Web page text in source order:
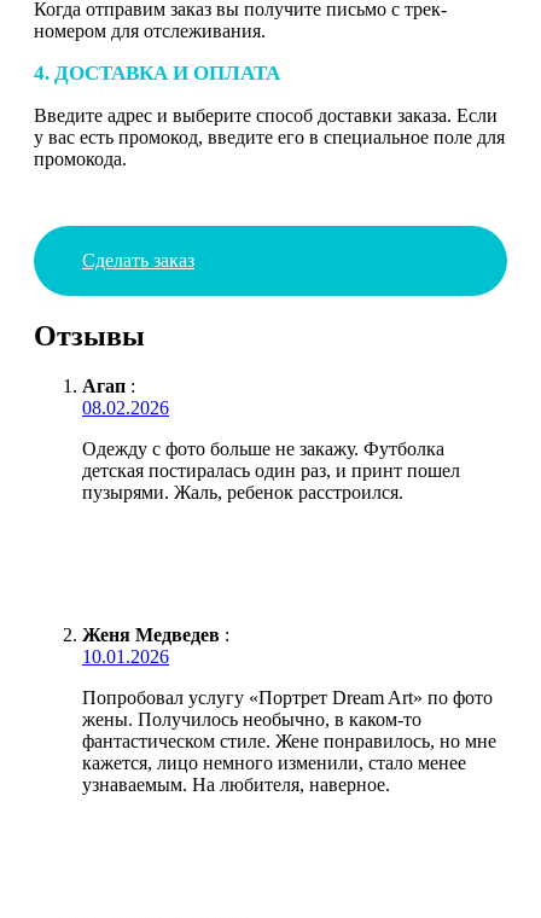
Когда отправим заказ вы получите письмо с трек-
номером для отслеживания.
4. ДОСТАВКА И ОПЛАТА
Введите адрес и выберите способ доставки заказа. Если
у вас есть промокод, введите его в специальное поле для
промокода.
Сделать заказ
Отзывы
Агап :
08.02.2026
Одежду с фото больше не закажу. Футболка
детская постиралась один раз, и принт пошел
пузырями. Жаль, ребенок расстроился.
Женя Медведев :
10.01.2026
Попробовал услугу «Портрет Dream Art» по фото
жены. Получилось необычно, в каком-то
фантастическом стиле. Жене понравилось, но мне
кажется, лицо немного изменили, стало менее
узнаваемым. На любителя, наверное.